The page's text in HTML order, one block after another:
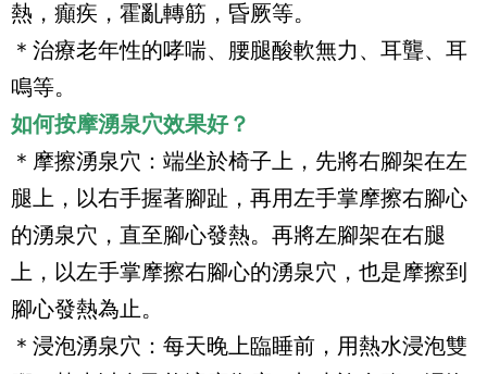
熱，癲疾，霍亂轉筋，昏厥等。
＊治療老年性的哮喘、腰腿酸軟無力、耳聾、耳
鳴等。
如何按摩湧泉穴效果好？
＊摩擦湧泉穴：端坐於椅子上，先將右腳架在左
腿上，以右手握著腳趾，再用左手掌摩擦右腳心
的湧泉穴，直至腳心發熱。再將左腳架在右腿
上，以左手掌摩擦右腳心的湧泉穴，也是摩擦到
腳心發熱為止。
＊浸泡湧泉穴：每天晚上臨睡前，用熱水浸泡雙